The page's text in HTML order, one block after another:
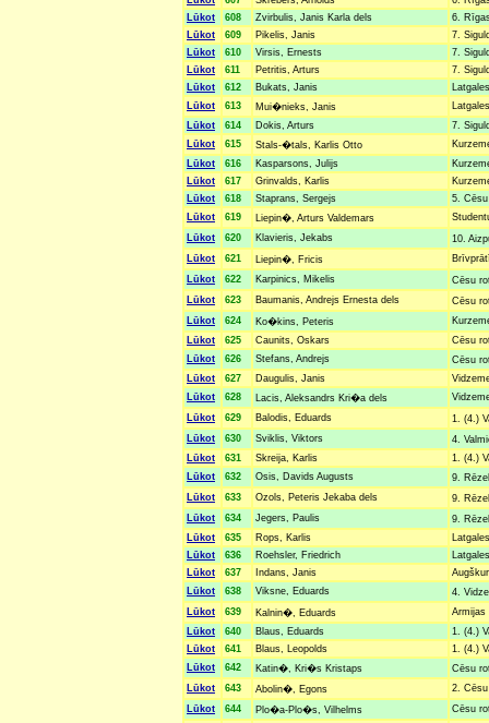
Lūkot
608 Zvirbulis, Janis Karla dels
6.
Lūkot
609 Pikelis, Janis
7.
Lūkot
610 Virsis, Ernests
7.
Lūkot
611 Petritis, Arturs
7.
Lūkot
612 Bukats, Janis
Lūkot
613 Mui�nieks, Janis
Lūkot
614 Dokis, Arturs
7.
Lūkot
615 Stals-�tals, Karlis Otto
Lūkot
616 Kasparsons, Julijs
Lūkot
617 Grinvalds, Karlis
Lūkot
618 Staprans, Sergejs
5.
Lūkot
619 Liepin�, Arturs Valdemars
Lūkot
620 Klavieris, Jekabs
10.
Lūkot
621 Liepin�, Fricis
Lūkot
622 Karpinics, Mikelis
Cēsu
Lūkot
623 Baumanis, Andrejs Ernesta dels
Cēsu
Lūkot
624 Ko�kins, Peteris
Lūkot
625 Caunits, Oskars
Cēsu
Lūkot
626 Stefans, Andrejs
Cēsu
Lūkot
627 Daugulis, Janis
Lūkot
628 Lacis, Aleksandrs Kri�a dels
Lūkot
629 Balodis, Eduards
1. (4.)
Lūkot
630 Sviklis, Viktors
4.
Lūkot
631 Skreija, Karlis
1. (4.)
Lūkot
632 Osis, Davids Augusts
9.
Lūkot
633 Ozols, Peteris Jekaba dels
9.
Lūkot
634 Jegers, Paulis
9.
Lūkot
635 Rops, Karlis
Lūkot
636 Roehsler, Friedrich
Lūkot
637 Indans, Janis
Lūkot
638 Viksne, Eduards
4.
Lūkot
639 Kalnin�, Eduards
Armijas
Lūkot
640 Blaus, Eduards
1. (4.)
Lūkot
641 Blaus, Leopolds
1. (4.)
Lūkot
642 Katin�, Kri�s Kristaps
Cēsu
Lūkot
643 Abolin�, Egons
2.
Lūkot
644 Plo�a-Plo�s, Vilhelms
Cēsu